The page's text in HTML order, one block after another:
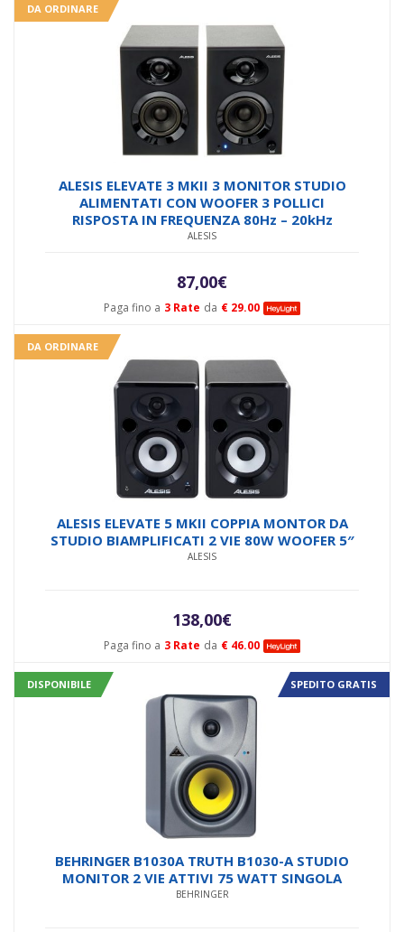
DA ORDINARE
Paga fino a 3 Rate da € 29.00
ALESIS ELEVATE 3 MKII 3 MONITOR STUDIO
ALIMENTATI CON WOOFER 3 POLLICI
RISPOSTA IN FREQUENZA 80Hz – 20kHz
ALESIS
87,00€
DA ORDINARE
Paga fino a 3 Rate da € 46.00
ALESIS ELEVATE 5 MKII COPPIA MONTOR DA
STUDIO BIAMPLIFICATI 2 VIE 80W WOOFER 5″
ALESIS
138,00€
DISPONIBILE SPEDITO GRATIS
BEHRINGER B1030A TRUTH B1030-A STUDIO
MONITOR 2 VIE ATTIVI 75 WATT SINGOLA
BEHRINGER